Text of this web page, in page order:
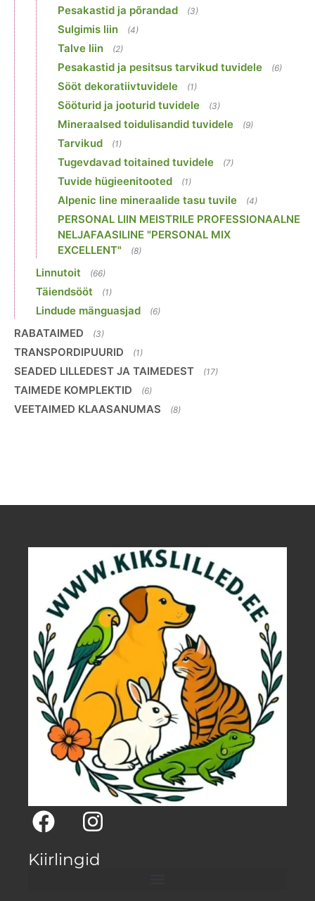
Pesakastid ja põrandad (3)
Sulgimis liin (4)
Talve liin (2)
Pesakastid ja pesitsus tarvikud tuvidele (6)
Sööt dekoratiivtuvidele (1)
Sööturid ja jooturid tuvidele (3)
Mineraalsed toidulisandid tuvidele (9)
Tarvikud (1)
Tugevdavad toitained tuvidele (7)
Tuvide hügieenitooted (1)
Alpenic line mineraalide tasu tuvile (4)
PERSONAL LIIN MEISTRILE PROFESSIONAALNE
NELJAFAASILINE "PERSONAL MIX
EXCELLENT"
(8)
Linnutoit (66)
Täiendsööt (1)
Lindude mänguasjad (6)
RABATAIMED (3)
TRANSPORDIPUURID (1)
SEADED LILLEDEST JA TAIMEDEST (17)
TAIMEDE KOMPLEKTID (6)
VEETAIMED KLAASANUMAS (8)
Kiirlingid